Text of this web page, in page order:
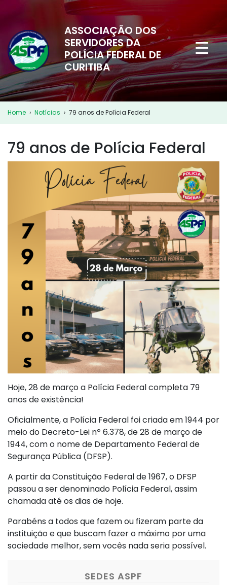
ASSOCIAÇÃO DOS
SERVIDORES DA
POLÍCIA FEDERAL DE
CURITIBA
Home › Notícias › 79 anos de Polícia Federal
79 anos de Polícia Federal
Hoje, 28 de março a Polícia Federal completa 79
anos de existência!
Oficialmente, a Polícia Federal foi criada em 1944 por
meio do Decreto-Lei nº 6.378, de 28 de março de
1944, com o nome de Departamento Federal de
Segurança Pública (DFSP).
A partir da Constituição Federal de 1967, o DFSP
passou a ser denominado Polícia Federal, assim
chamada até os dias de hoje.
Parabéns a todos que fazem ou fizeram parte da
instituição e que buscam fazer o máximo por uma
sociedade melhor, sem vocês nada seria possível.
SEDES ASPF